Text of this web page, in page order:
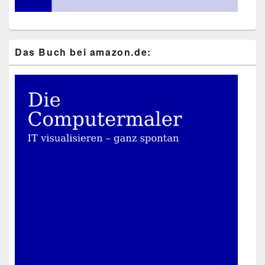
Das Buch bei ama​zon​.de: